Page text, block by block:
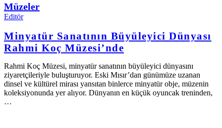
Müzeler
Editör
Minyatür Sanatının Büyüleyici Dünyası
Rahmi Koç Müzesi’nde
Rahmi Koç Müzesi, minyatür sanatının büyüleyici dünyasını
ziyaretçileriyle buluşturuyor. Eski Mısır’dan günümüze uzanan
dinsel ve kültürel mirası yansıtan binlerce minyatür obje, müzenin
koleksiyonunda yer alıyor. Dünyanın en küçük oyuncak treninden,
…